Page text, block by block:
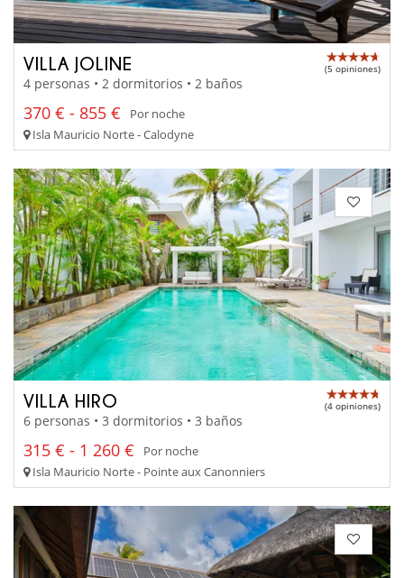
VILLA JOLINE (5 opiniones)
4 personas • 2 dormitorios • 2 baños
370 € - 855 €
Por noche
Isla Mauricio Norte - Calodyne
VILLA HIRO (4 opiniones)
6 personas • 3 dormitorios • 3 baños
315 € - 1 260 €
Por noche
Isla Mauricio Norte - Pointe aux Canonniers